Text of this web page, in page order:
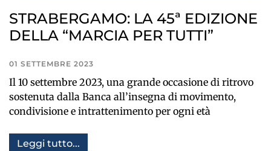
STRABERGAMO: LA 45ª EDIZIONE
DELLA “MARCIA PER TUTTI”
01 SETTEMBRE 2023
Il 10 settembre 2023, una grande occasione di ritrovo
sostenuta dalla Banca all’insegna di movimento,
condivisione e intrattenimento per ogni età
Leggi tutto...